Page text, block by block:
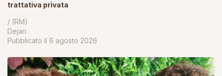
trattativa privata
/ (RM)
Dejan
Pubblicato il 6 agosto 2026